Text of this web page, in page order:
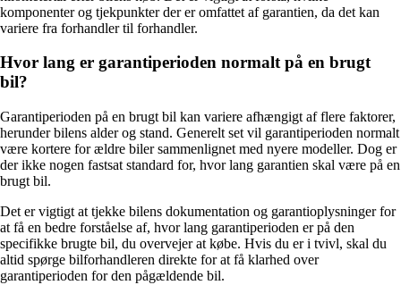
komponenter og tjekpunkter der er omfattet af garantien, da det kan
variere fra forhandler til forhandler.
Hvor lang er garantiperioden normalt på en brugt
bil?
Garantiperioden på en brugt bil kan variere afhængigt af flere faktorer,
herunder bilens alder og stand. Generelt set vil garantiperioden normalt
være kortere for ældre biler sammenlignet med nyere modeller. Dog er
der ikke nogen fastsat standard for, hvor lang garantien skal være på en
brugt bil.
Det er vigtigt at tjekke bilens dokumentation og garantioplysninger for
at få en bedre forståelse af, hvor lang garantiperioden er på den
specifikke brugte bil, du overvejer at købe. Hvis du er i tvivl, skal du
altid spørge bilforhandleren direkte for at få klarhed over
garantiperioden for den pågældende bil.